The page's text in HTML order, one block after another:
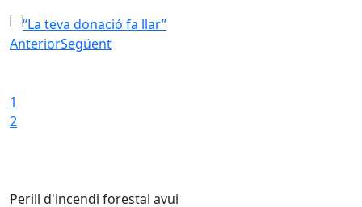
“La teva donació fa llar”
AnteriorSegüent
1
2
Perill d'incendi forestal avui